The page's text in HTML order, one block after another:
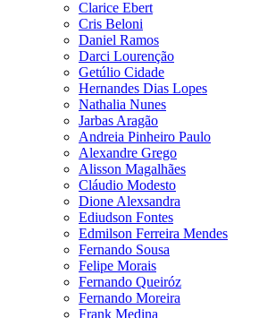
Clarice Ebert
Cris Beloni
Daniel Ramos
Darci Lourenção
Getúlio Cidade
Hernandes Dias Lopes
Nathalia Nunes
Jarbas Aragão
Andreia Pinheiro Paulo
Alexandre Grego
Alisson Magalhães
Cláudio Modesto
Dione Alexsandra
Ediudson Fontes
Edmilson Ferreira Mendes
Fernando Sousa
Felipe Morais
Fernando Queiróz
Fernando Moreira
Frank Medina